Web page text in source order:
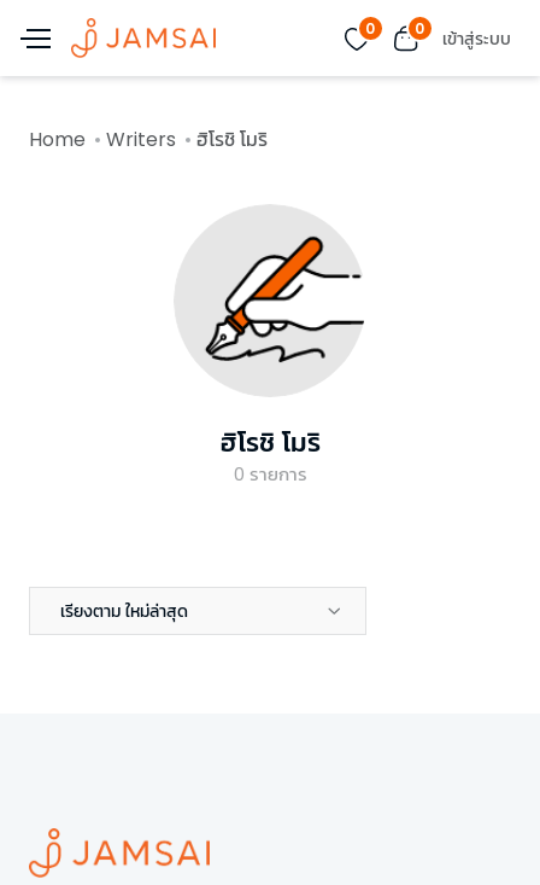
0 0 เข้าสู่ระบบ
Home Writers ฮิโรชิ โมริ
ฮิโรชิ โมริ
0 รายการ
เรียงตาม ใหม่ล่าสุด